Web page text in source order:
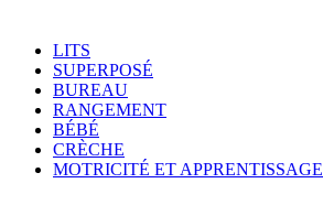
LITS
SUPERPOSÉ
BUREAU
RANGEMENT
BÉBÉ
CRÈCHE
MOTRICITÉ ET APPRENTISSAGE